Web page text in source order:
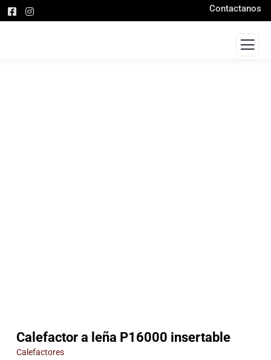
Contactanos
Calefactor a leña P16000 insertable
Calefactores